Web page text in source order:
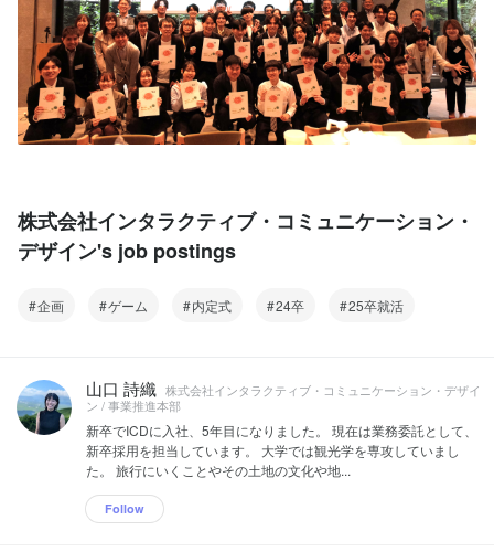
株式会社インタラクティブ・コミュニケーション・
デザイン's job postings
企画 ゲーム 内定式 24卒 25卒就活
山口 詩織 株式会社インタラクティブ・コミュニケーション・デザイ
ン / 事業推進本部
新卒でICDに入社、5年目になりました。 現在は業務委託として、
新卒採用を担当しています。 大学では観光学を専攻していまし
た。 旅行にいくことやその土地の文化や地...
Follow